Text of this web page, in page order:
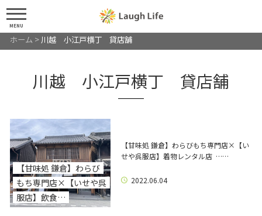
MENU
ホーム > 川越 小江戸横丁 貸店舗
川越 小江戸横丁 貸店舗
【甘味処 鎌倉】わらび
もち専門店×【いせや呉
服店】飲食…
【甘味処 鎌倉】わらびもち専門店×【い
せや呉服店】着物レンタル店 ……
2022.06.04